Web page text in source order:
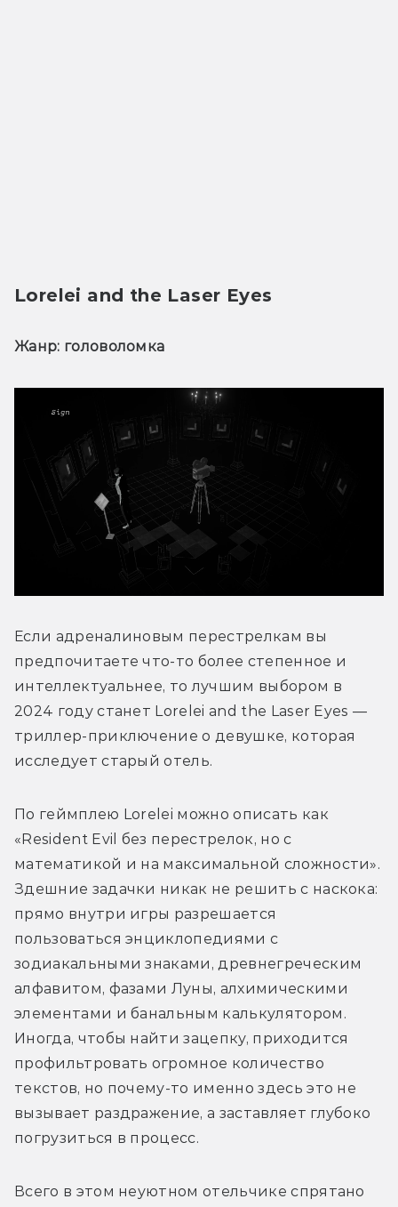
Lorelei and the Laser Eyes
Жанр: головоломка
Если адреналиновым перестрелкам вы
предпочитаете что-то более степенное и
интеллектуальнее, то лучшим выбором в
2024 году станет Lorelei and the Laser Eyes —
триллер-приключение о девушке, которая
исследует старый отель.
По геймплею Lorelei можно описать как
«Resident Evil без перестрелок, но с
математикой и на максимальной сложности».
Здешние задачки никак не решить с наскока:
прямо внутри игры разрешается
пользоваться энциклопедиями с
зодиакальными знаками, древнегреческим
алфавитом, фазами Луны, алхимическими
элементами и банальным калькулятором.
Иногда, чтобы найти зацепку, приходится
профильтровать огромное количество
текстов, но почему-то именно здесь это не
вызывает раздражение, а заставляет глубоко
погрузиться в процесс.
Всего в этом неуютном отельчике спрятано